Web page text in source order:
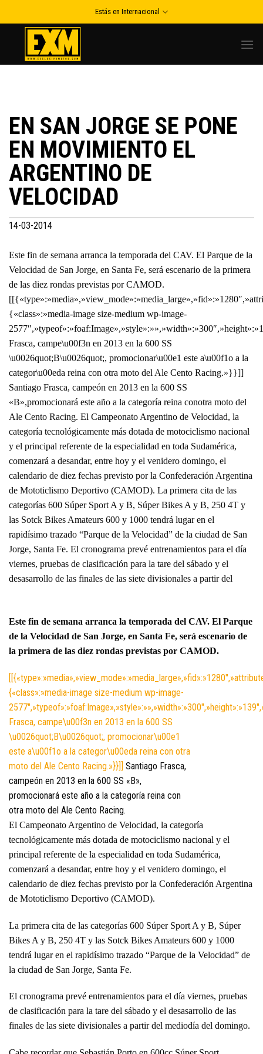
to
Estás en Internacional
EN SAN JORGE SE PONE
EN MOVIMIENTO EL
ARGENTINO DE
VELOCIDAD
14-03-2014
Este fin de semana arranca la temporada del CAV. El Parque de la
Velocidad de San Jorge, en Santa Fe, será escenario de la primera
de las diez rondas previstas por CAMOD.
{«class»:»media-image size-medium wp-image-
Frasca, campe\u00f3n en 2013 en la 600 SS
\u0026quot;B\u0026quot;, promocionar\u00e1 este a\u00f1o a la
categor\u00eda reina con otra moto del Ale Cento Racing.»}}]]
Santiago Frasca, campeón en 2013 en la 600 SS
«B»,promocionará este año a la categoría reina conotra moto del
Ale Cento Racing. El Campeonato Argentino de Velocidad, la
categoría tecnológicamente más dotada de motociclismo nacional
y el principal referente de la especialidad en toda Sudamérica,
comenzará a desandar, entre hoy y el venidero domingo, el
calendario de diez fechas previsto por la Confederación Argentina
de Mototiclismo Deportivo (CAMOD). La primera cita de las
categorías 600 Súper Sport A y B, Súper Bikes A y B, 250 4T y
las Sotck Bikes Amateurs 600 y 1000 tendrá lugar en el
rapidísimo trazado “Parque de la Velocidad” de la ciudad de San
Jorge, Santa Fe. El cronograma prevé entrenamientos para el día
viernes, pruebas de clasificación para la tare del sábado y el
desasarrollo de las finales de las siete divisionales a partir del
Este fin de semana arranca la temporada del CAV. El Parque
de la Velocidad de San Jorge, en Santa Fe, será escenario de
la primera de las diez rondas previstas por CAMOD.
{«class»:»media-image size-medium wp-image-
Frasca, campe\u00f3n en 2013 en la 600 SS
\u0026quot;B\u0026quot;, promocionar\u00e1
este a\u00f1o a la categor\u00eda reina con otra
moto del Ale Cento Racing.»}}]] Santiago Frasca,
campeón en 2013 en la 600 SS «B»,
promocionará este año a la categoría reina con
otra moto del Ale Cento Racing.
El Campeonato Argentino de Velocidad, la categoría
tecnológicamente más dotada de motociclismo nacional y el
principal referente de la especialidad en toda Sudamérica,
comenzará a desandar, entre hoy y el venidero domingo, el
calendario de diez fechas previsto por la Confederación Argentina
de Mototiclismo Deportivo (CAMOD).
La primera cita de las categorías 600 Súper Sport A y B, Súper
Bikes A y B, 250 4T y las Sotck Bikes Amateurs 600 y 1000
tendrá lugar en el rapidísimo trazado “Parque de la Velocidad” de
la ciudad de San Jorge, Santa Fe.
El cronograma prevé entrenamientos para el día viernes, pruebas
de clasificación para la tare del sábado y el desasarrollo de las
finales de las siete divisionales a partir del mediodía del domingo.